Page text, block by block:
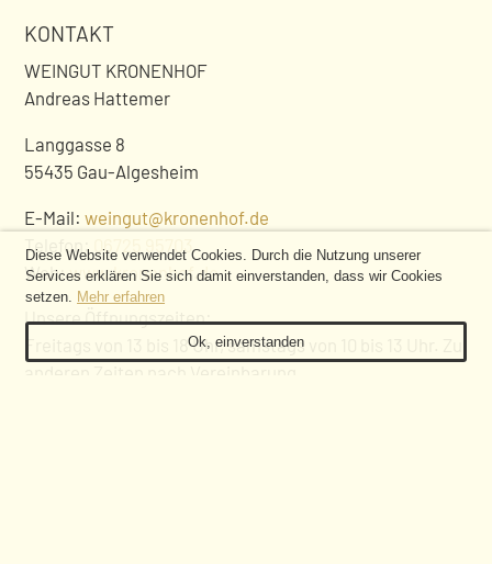
COOKIE-
HINWEIS
Diese Website verwendet Cookies. Durch die Nutzung unserer
Services erklären Sie sich damit einverstanden, dass wir Cookies
setzen. Mehr erfahren
Ok, einverstanden
KONTAKT
WEINGUT KRONENHOF
Andreas Hattemer
Langgasse 8
55435 Gau-Algesheim
E-Mail:weingut@kronenhof.de
Telefon: 06725 95703
Web:www.kronenhof.de
Unsere Öffnungszeiten:
Freitags von 13 bis 18 Uhr, samstags von 10 bis 13 Uhr. Zu